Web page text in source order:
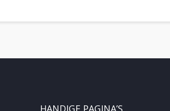
HANDIGE PAGINA’S